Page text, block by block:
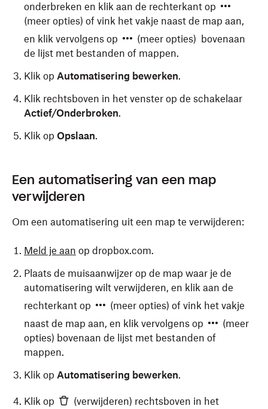
onderbreken en klik aan de rechterkant op
(meer opties) of vink het vakje naast de map aan,
en klik vervolgens op
(meer opties) bovenaan
de lijst met bestanden of mappen.
Klik op Automatisering bewerken.
Klik rechtsboven in het venster op de schakelaar
Actief/Onderbroken.
Klik op Opslaan.
Een automatisering van een map
verwijderen
Om een automatisering uit een map te verwijderen:
Meld je aan op dropbox.com.
Plaats de muisaanwijzer op de map waar je de
automatisering wilt verwijderen, en klik aan de
rechterkant op
(meer opties) of vink het vakje
naast de map aan, en klik vervolgens op
(meer
opties) bovenaan de lijst met bestanden of
mappen.
Klik op Automatisering bewerken.
Klik op
(verwijderen) rechtsboven in het